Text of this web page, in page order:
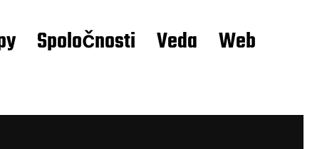
Spoločnosti Veda
Web